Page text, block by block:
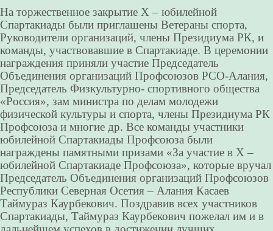
На торжественное закрытие X – юбилейной
Спартакиады были приглашены Ветераны спорта,
Руководители организаций, члены Президиума РК, и
команды, участвовавшие в Спартакиаде. В церемонии
награждения приняли участие Председатель
Объединения организаций Профсоюзов РСО-Алания,
Председатель Физкультурно- спортивного общества
«Россия», зам министра по делам молодежи
физической культуры и спорта, члены Президиума РК
Профсоюза и многие др. Все команды участники
юбилейной Спартакиады Профсоюза были
награждены памятными призами «За участие в X –
юбилейной Спартакиаде Профсоюза», которые вручал
Председатель Объединения организаций Профсоюзов
Республики Северная Осетия – Алания Касаев
Таймураз Каурбекович. Поздравив всех участников
Спартакиады, Таймураз Каурбекович пожелал им и в